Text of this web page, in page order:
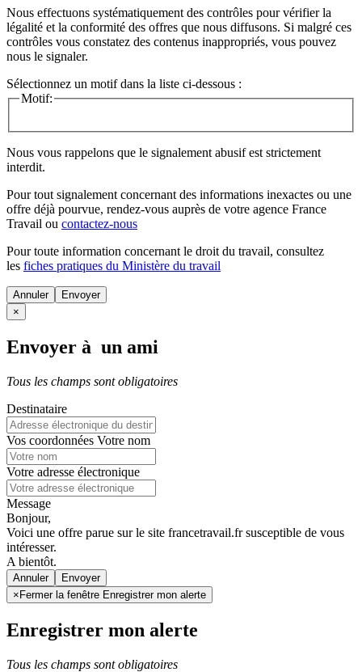
Nous effectuons systématiquement des contrôles pour vérifier la
légalité et la conformité des offres que nous diffusons. Si malgré ces
contrôles vous constatez des contenus inappropriés, vous pouvez
nous le signaler.
Sélectionnez un motif dans la liste ci-dessous :
Motif:
Nous vous rappelons que le signalement abusif est strictement
interdit.
Pour tout signalement concernant des informations inexactes ou une
offre déjà pourvue, rendez-vous auprès de votre agence France
Travail ou contactez-nous
Pour toute information concernant le droit du travail, consultez
les fiches pratiques du Ministère du travail
Annuler
×
Envoyer à un ami
Tous les champs sont obligatoires
Destinataire
Vos coordonnées Votre nom
Votre adresse électronique
Message
Bonjour,
Voici une offre parue sur le site francetravail.fr susceptible de vous
intéresser.
A bientôt.
Annuler
× Fermer la fenêtre Enregistrer mon alerte
Enregistrer mon alerte
Tous les champs sont obligatoires